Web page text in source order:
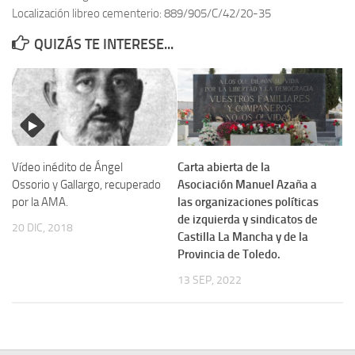
Memoria Histórica
Investigación previa de la represión en Talavera de la Reina (1937-
1947).
Informe Represión en Toledo 1936-1947 | Buscador
Informe de la fosa de abril de 1939 de Tembleque
Enciclopedia Republicana
Militantes históricos IR
Personajes republicanos
Izquierda Republicana. Agrupaciones y Militantes (1934-1939)
Izquierda Republicana. Navarra
Localización libreo cementerio: 889/905/C/42/20-35
QUIZÁS TE INTERESE...
Vídeo inédito de Ángel
Ossorio y Gallargo, recuperado
por la AMA.
20 DIC, 2018
Carta abierta de la
Asociación Manuel Azaña a
las organizaciones políticas
de izquierda y sindicatos de
Castilla La Mancha y de la
Provincia de Toledo.
13 SEP, 2022